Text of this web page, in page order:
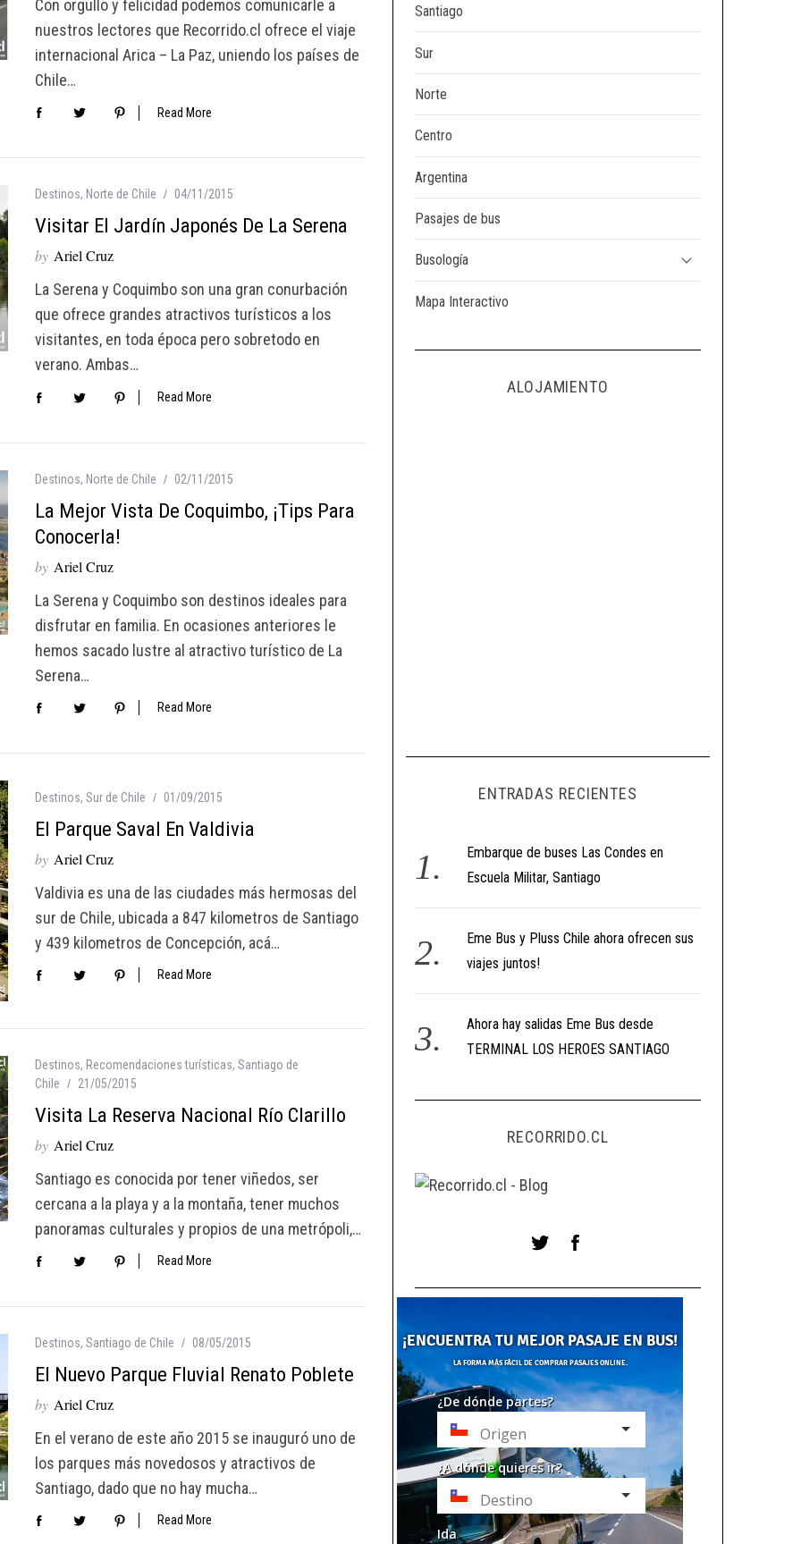
Con orgullo y felicidad podemos comunicarle a
nuestros lectores que Recorrido.cl ofrece el viaje
internacional Arica – La Paz, uniendo los países de
Chile…
Read More
Destinos, Norte de Chile 04/11/2015
Visitar El Jardín Japonés De La Serena
by Ariel Cruz
La Serena y Coquimbo son una gran conurbación
que ofrece grandes atractivos turísticos a los
visitantes, en toda época pero sobretodo en
verano. Ambas…
Read More
Destinos, Norte de Chile 02/11/2015
La Mejor Vista De Coquimbo, ¡tips Para
Conocerla!
by Ariel Cruz
La Serena y Coquimbo son destinos ideales para
disfrutar en familia. En ocasiones anteriores le
hemos sacado lustre al atractivo turístico de La
Serena…
Read More
Destinos, Sur de Chile 01/09/2015
El Parque Saval En Valdivia
by Ariel Cruz
Valdivia es una de las ciudades más hermosas del
sur de Chile, ubicada a 847 kilometros de Santiago
y 439 kilometros de Concepción, acá…
Read More
Destinos, Recomendaciones turísticas, Santiago de
Chile
21/05/2015
Visita La Reserva Nacional Río Clarillo
by Ariel Cruz
Santiago es conocida por tener viñedos, ser
cercana a la playa y a la montaña, tener muchos
panoramas culturales y propios de una metrópoli,…
Read More
Destinos, Santiago de Chile 08/05/2015
El Nuevo Parque Fluvial Renato Poblete
by Ariel Cruz
En el verano de este año 2015 se inauguró uno de
los parques más novedosos y atractivos de
Santiago, dado que no hay mucha…
Read More
Santiago
Sur
Norte
Centro
Argentina
Pasajes de bus
Busología
Mapa Interactivo
ALOJAMIENTO
ENTRADAS RECIENTES
Embarque de buses Las Condes en
Escuela Militar, Santiago
Eme Bus y Pluss Chile ahora ofrecen sus
viajes juntos!
Ahora hay salidas Eme Bus desde
TERMINAL LOS HEROES SANTIAGO
RECORRIDO.CL